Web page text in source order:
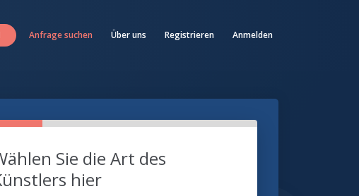
Anfrage suchen Über uns Registrieren Anmelden
Sie die Art des
hier